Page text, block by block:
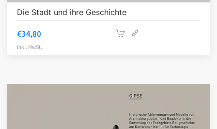
Die Stadt und ihre Geschichte
€34,80
inkl. MwSt.